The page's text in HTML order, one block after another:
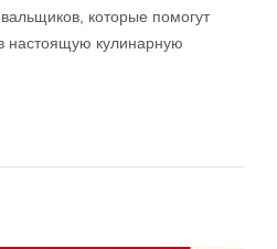
которые помогут
настоящую кулинарную